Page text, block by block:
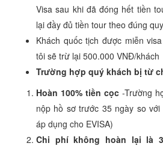
Visa sau khi đã đóng hết tiền
lại đầy đủ tiền tour theo đúng
Khách quốc tịch được miễn
tôi sẽ trừ lại 500.000 VNĐ/khách
Trường hợp quý khách bị từ
Hoàn 100% tiền cọc-Trường
nộp hồ sơ trước 35 ngày so
áp dụng cho EVISA)
Chi phí không hoàn lại là